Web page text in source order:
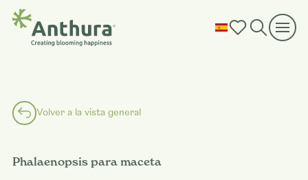
Volver a la vista general
Phalaenopsis para maceta